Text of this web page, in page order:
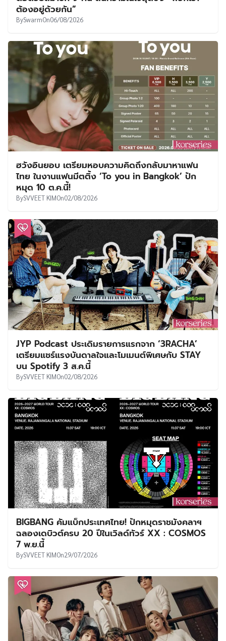
ต้องอยู่ด้วยกัน”
BySwarmOn06/08/2026
ฮวังอินยอบ เตรียมหอบความคิดถึงกลับมาหาแฟน
ไทย ในงานแฟนมีตติ้ง ‘To you in Bangkok’ ปัก
หมุด 10 ต.ค.นี้!
BySVVEET KIMOn02/08/2026
JYP Podcast ประเดิมรายการแรกจาก ‘3RACHA’
เตรียมแชร์แรงบันดาลใจและโมเมนต์พิเศษกับ STAY
บน Spotify 3 ส.ค.นี้
BySVVEET KIMOn02/08/2026
BIGBANG คัมแบ็กประเทศไทย! ปักหมุดราชมังคลาฯ
ฉลองเดบิวต์ครบ 20 ปีในเวิลด์ทัวร์ XX : COSMOS
7 พ.ย.นี้
BySVVEET KIMOn29/07/2026